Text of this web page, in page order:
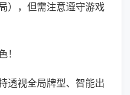
），但需注意遵守游戏
！
透视全局牌型、智能出